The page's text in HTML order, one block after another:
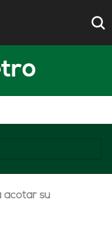
acotar su